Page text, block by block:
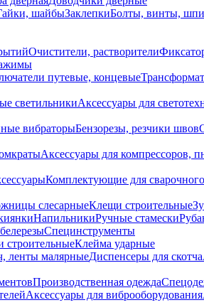
шайбыЗаклепкиБолты, винты,
Очистители, растворители
путевые, концевые
светильникиАксессуары для
вибраторыБензорезы, резчики швов
Аксессуары для компрессоров,
Комплектующие для
слесарныеКлещи строительные
НапильникиРучные стамески
Специнструменты
строительныеКлейма ударные
ленты малярныеДиспенсеры для скотча
Производственная одежда
Аксессуары для виброоборудования